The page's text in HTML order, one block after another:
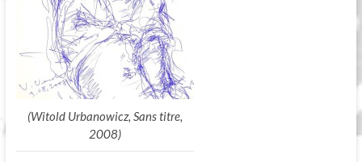
(Witold Urbanowicz, Sans titre,
2008)